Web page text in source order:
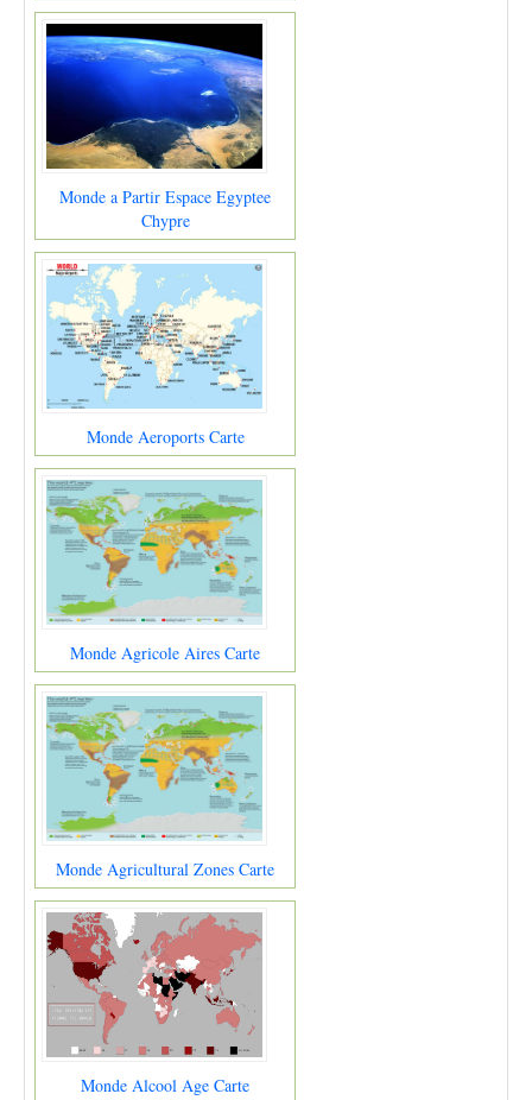
Monde a Partir Espace Egyptee
Chypre
Monde Aeroports Carte
Monde Agricole Aires Carte
Monde Agricultural Zones Carte
Monde Alcool Age Carte